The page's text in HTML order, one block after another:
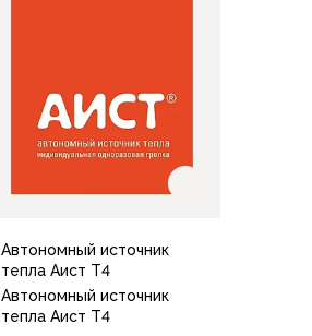
Автономный источник
тепла Аист Т4
Автономный источник
тепла Аист Т4